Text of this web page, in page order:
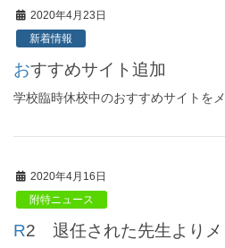
2020年4月23日
新着情報
おすすめサイト追加
学校臨時休校中のおすすめサイトを
2020年4月16日
附特ニュース
R2 退任された先生より